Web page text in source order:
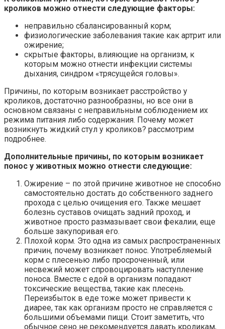
кроликов можно отнести следующие факторы:
неправильно сбалансированный корм;
физиологические заболевания такие как артрит или
ожирение;
скрытые факторы, влияющие на организм, к
которым можно отнести инфекции системы
дыхания, синдром «трясущейся головы».
Причины, по которым возникает расстройство у
кроликов, достаточно разнообразны, но все они в
основном связаны с неправильным соблюдением их
режима питания либо содержания. Почему может
возникнуть жидкий стул у кроликов? рассмотрим
подробнее.
Дополнительные причины, по которым возникает
понос у животных можно отнести следующие:
Ожирение – по этой причине животное не способно
самостоятельно достать до собственного заднего
прохода с целью очищения его. Также мешает
болезнь суставов очищать задний проход, и
животное просто размазывает свои фекалии, еще
больше закупоривая его.
Плохой корм. Это одна из самых распространенных
причин, почему возникает понос. Употребляемый
корм с плесенью либо просроченный, или
несвежий может спровоцировать наступление
поноса. Вместе с едой в организм попадают
токсические вещества, такие как плесень.
Переизбыток в еде тоже может привести к
диарее, так как организм просто не справляется с
большими объемами пищи. Стоит заметить, что
обычное сено не рекомендуется давать кроликам,